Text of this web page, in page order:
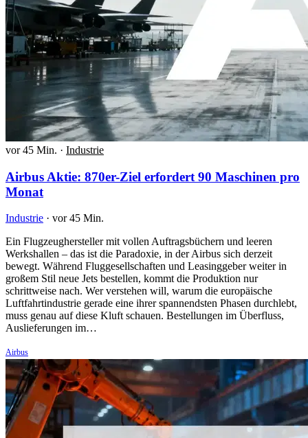
vor 45 Min. · Industrie
Airbus Aktie: 870er-Ziel erfordert 90 Maschinen pro
Monat
Industrie · vor 45 Min.
Ein Flugzeughersteller mit vollen Auftragsbüchern und leeren
Werkshallen – das ist die Paradoxie, in der Airbus sich derzeit
bewegt. Während Fluggesellschaften und Leasinggeber weiter in
großem Stil neue Jets bestellen, kommt die Produktion nur
schrittweise nach. Wer verstehen will, warum die europäische
Luftfahrtindustrie gerade eine ihrer spannendsten Phasen durchlebt,
muss genau auf diese Kluft schauen. Bestellungen im Überfluss,
Auslieferungen im…
Airbus